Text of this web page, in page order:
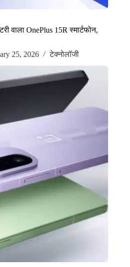
वाला OnePlus 15R स्मार्टफोन,
25, 2026 टेक्नोलॉजी